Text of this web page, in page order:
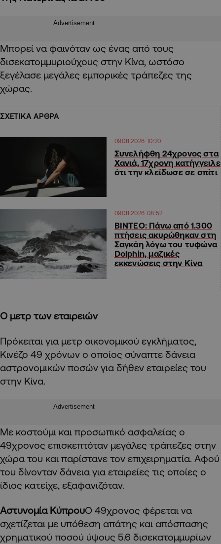
Advertisement
Μπορεί να φαινόταν ως ένας από τους
δισεκατομμυριούχους στην Κίνα, ωστόσο
ξεγέλασε μεγάλες εμπορικές τράπεζες της
χώρας.
ΣΧΕΤΙΚΑ ΑΡΘΡΑ
09.08.2026 10:20
Συνελήφθη 24χρονος στα
Χανιά, 17χρονη κατήγγειλε
ότι την κλείδωσε σε σπίτι
09.08.2026 08:52
ΒΙΝΤΕΟ: Πάνω από 1.300
πτήσεις ακυρώθηκαν στη
Σαγκάη λόγω του τυφώνα
Dolphin, μαζικές
εκκενώσεις στην Κίνα
Ο μετρ των εταιρειών
Πρόκειται για μετρ οικονομικού εγκλήματος,
Κινέζο 49 χρόνων ο οποίος σύναπτε δάνεια
αστρονομικών ποσών για δήθεν εταιρείες του
στην Κίνα.
Advertisement
Με κοστούμι και προσωπικό ασφαλείας ο
49χρονος επισκεπτόταν μεγάλες τράπεζες στην
χώρα του και παρίστανε τον επιχειρηματία. Αφού
του δίνονταν δάνεια για εταιρείες τις οποίες ο
ίδιος κατείχε, εξαφανιζόταν.
Αστυνομία ΚύπρουΟ 49χρονος φέρεται να
σχετίζεται με υπόθεση απάτης και απόσπασης
χρηματικού ποσού ύψους 5.6 δισεκατομμυρίων